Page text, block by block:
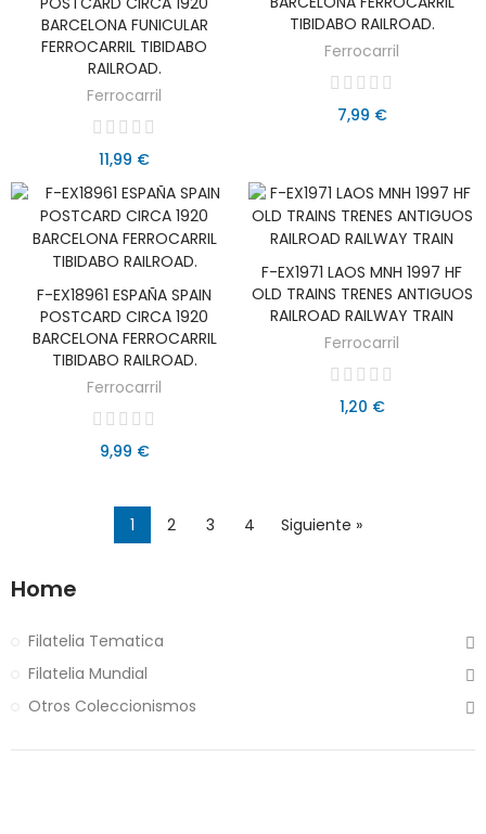
BARCELONA FUNICULAR
FERROCARRIL TIBIDABO
RAILROAD.
Ferrocarril
11,99 €
TIBIDABO RAILROAD.
Ferrocarril
7,99 €
AÑADIR AL CARRITO
F-EX18961 ESPAÑA SPAIN
POSTCARD CIRCA 1920
BARCELONA FERROCARRIL
TIBIDABO RAILROAD.
Ferrocarril
9,99 €
AÑADIR AL CARRITO
F-EX1971 LAOS MNH 1997 HF
OLD TRAINS TRENES ANTIGUOS
RAILROAD RAILWAY TRAIN
Ferrocarril
1,20 €
1 2 3 4 Siguiente »
Home
Filatelia Tematica
Filatelia Mundial
Otros Coleccionismos